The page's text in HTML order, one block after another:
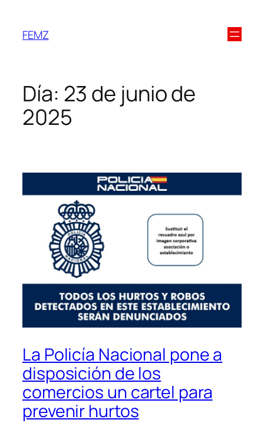
FEMZ
Día: 23 de junio de
2025
La Policía Nacional pone a
disposición de los
comercios un cartel para
prevenir hurtos